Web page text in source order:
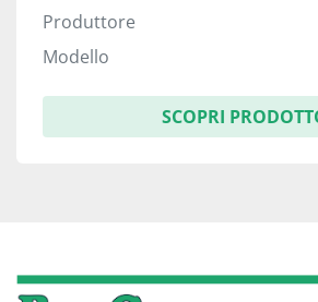
Produttore
Modello
SCOPRI